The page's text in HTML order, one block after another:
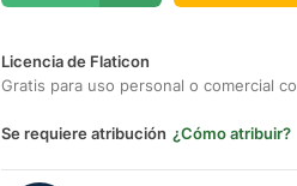
Licencia de Flaticon
Gratis para uso personal o comercial
Se requiere atribución ¿Cómo atribuir?